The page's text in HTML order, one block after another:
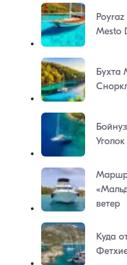
Mesto
Бухта
Уголок
ветер
Куда